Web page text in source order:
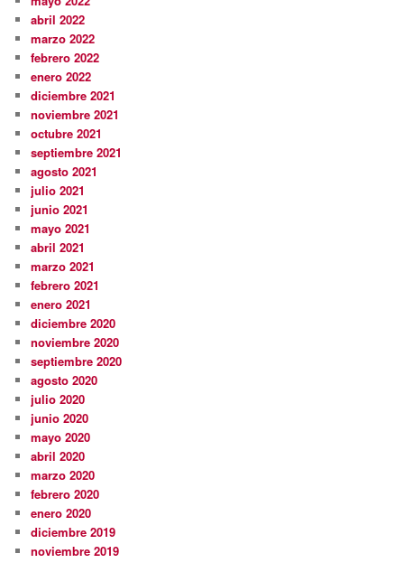
abril 2022
marzo 2022
febrero 2022
enero 2022
diciembre 2021
noviembre 2021
octubre 2021
septiembre 2021
agosto 2021
julio 2021
junio 2021
mayo 2021
abril 2021
marzo 2021
febrero 2021
enero 2021
diciembre 2020
noviembre 2020
septiembre 2020
agosto 2020
julio 2020
junio 2020
mayo 2020
abril 2020
marzo 2020
febrero 2020
enero 2020
diciembre 2019
noviembre 2019